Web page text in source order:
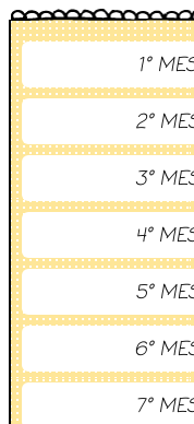
1°
2°
3°
4°
5°
6°
7°